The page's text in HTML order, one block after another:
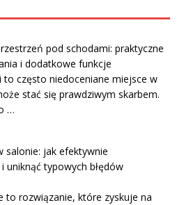
pod schodami: praktyczne
i dodatkowe funkcje
często niedoceniane miejsce w
stać się prawdziwym skarbem.
…
salonie: jak efektywnie
uniknąć typowych błędów
to rozwiązanie, które zyskuje na